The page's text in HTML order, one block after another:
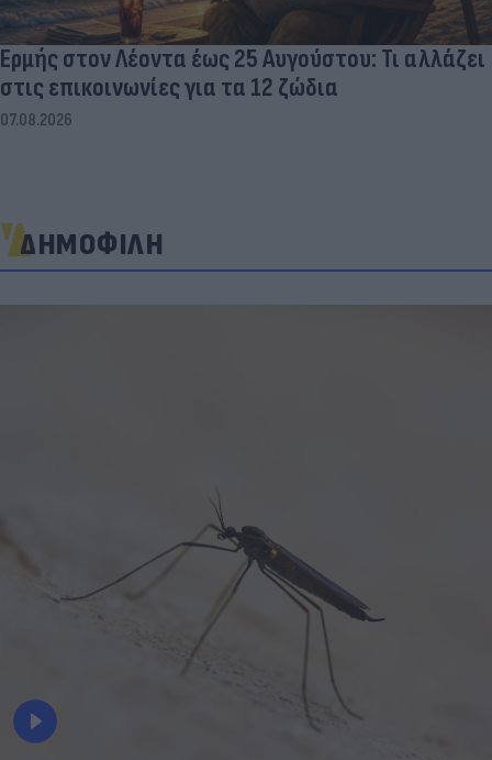
Ερμής στον Λέοντα έως 25 Αυγούστου: Τι αλλάζει
στις επικοινωνίες για τα 12 ζώδια
07.08.2026
ΔΗΜΟΦΙΛΗ